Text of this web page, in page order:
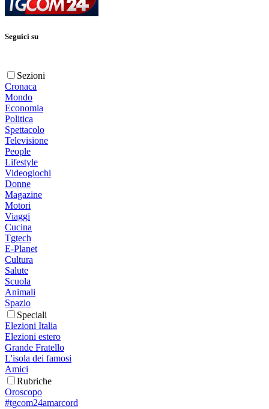
Seguici su
Sezioni
Cronaca
Mondo
Economia
Politica
Spettacolo
Televisione
People
Lifestyle
Videogiochi
Donne
Magazine
Motori
Viaggi
Cucina
Tgtech
E-Planet
Cultura
Salute
Scuola
Animali
Spazio
Speciali
Elezioni Italia
Elezioni estero
Grande Fratello
L'isola dei famosi
Amici
Rubriche
Oroscopo
#tgcom24amarcord